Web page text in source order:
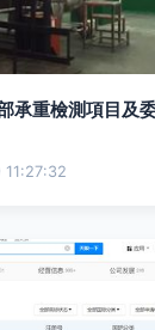
承重檢測項目及